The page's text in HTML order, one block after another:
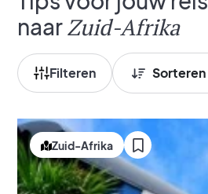
naarZuid-Afrika
Filteren
Zuid-Afrika